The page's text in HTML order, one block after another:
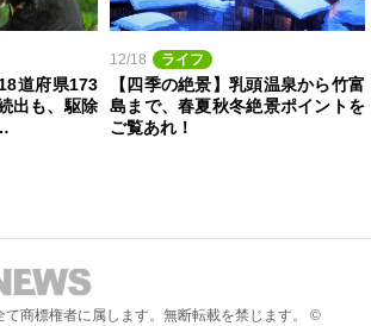
道府県173
出も、駆除
12/18 ライフ
【四季の絶景】乳頭温泉から竹富
島まで、春夏秋冬絶景ポイントを
ご覧あれ！
て商標権者に属します。無断転載を禁じます。 ©